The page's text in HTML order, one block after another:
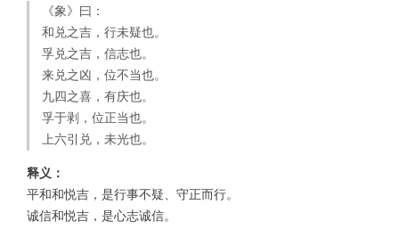
《象》曰：
和兑之吉，行未疑也。
孚兑之吉，信志也。
来兑之凶，位不当也。
九四之喜，有庆也。
孚于剥，位正当也。
上六引兑，未光也。
释义：
平和和悦吉，是行事不疑、守正而行。
诚信和悦吉，是心志诚信。